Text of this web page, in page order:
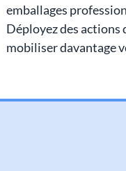
emballages
Déployez des
mobiliser davantage